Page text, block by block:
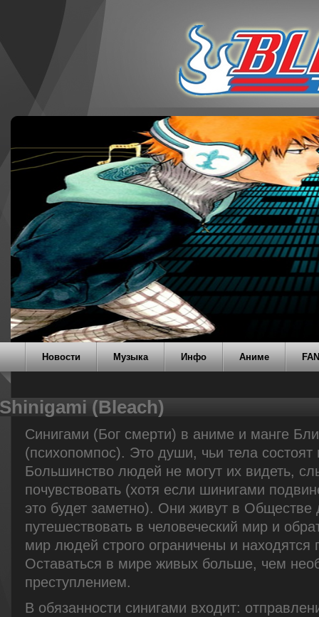
Новости Музыка Инфо Аниме
Shinigami (Bleach)
Синигами (Бог смерти) в аниме и манге
(психопомпос). Это души, чьи тела
Большинство людей не могут их видеть,
почувствовать (хотя если шинигами
это будет заметно). Они живут в Обществе
путешествовать в человеческий мир и
мир людей строго ограничены и находятся
Оставаться в мире живых больше, чем
преступлением.
В обязанности синигами входит: